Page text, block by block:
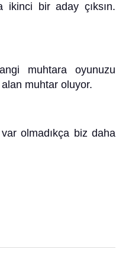
ikinci bir aday çıksın.
muhtara oyunuzu
muhtar oluyor.
var olmadıkça biz daha